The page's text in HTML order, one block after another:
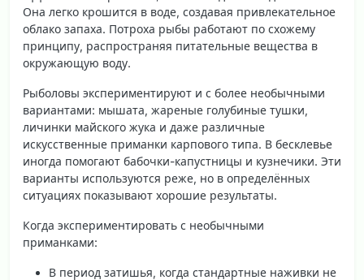
Она легко крошится в воде, создавая привлекательное
облако запаха. Потроха рыбы работают по схожему
принципу, распространяя питательные вещества в
окружающую воду.
Рыболовы экспериментируют и с более необычными
вариантами: мышата, жареные голубиные тушки,
личинки майского жука и даже различные
искусственные приманки карпового типа. В бесклевье
иногда помогают бабочки-капустницы и кузнечики. Эти
варианты используются реже, но в определённых
ситуациях показывают хорошие результаты.
Когда экспериментировать с необычными
приманками:
В период затишья, когда стандартные наживки не